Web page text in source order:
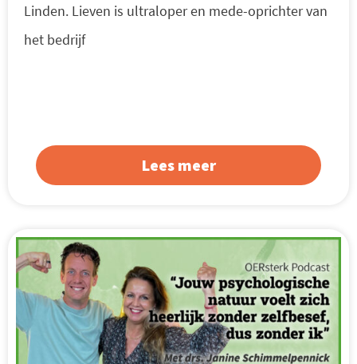
Linden. Lieven is ultraloper en mede-oprichter van
het bedrijf
Lees meer